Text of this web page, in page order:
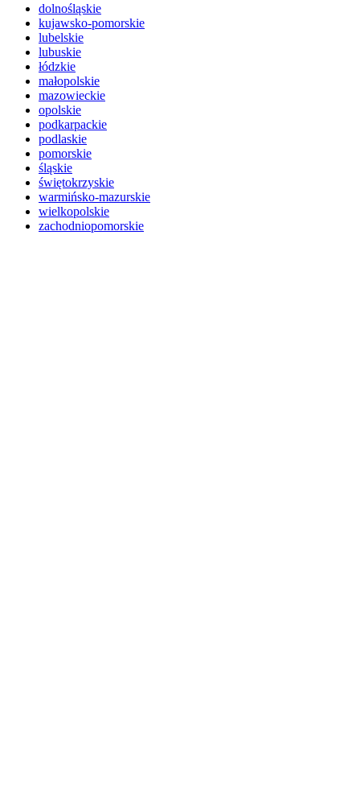
dolnośląskie
kujawsko-pomorskie
lubelskie
lubuskie
łódzkie
małopolskie
mazowieckie
opolskie
podkarpackie
podlaskie
pomorskie
śląskie
świętokrzyskie
warmińsko-mazurskie
wielkopolskie
zachodniopomorskie